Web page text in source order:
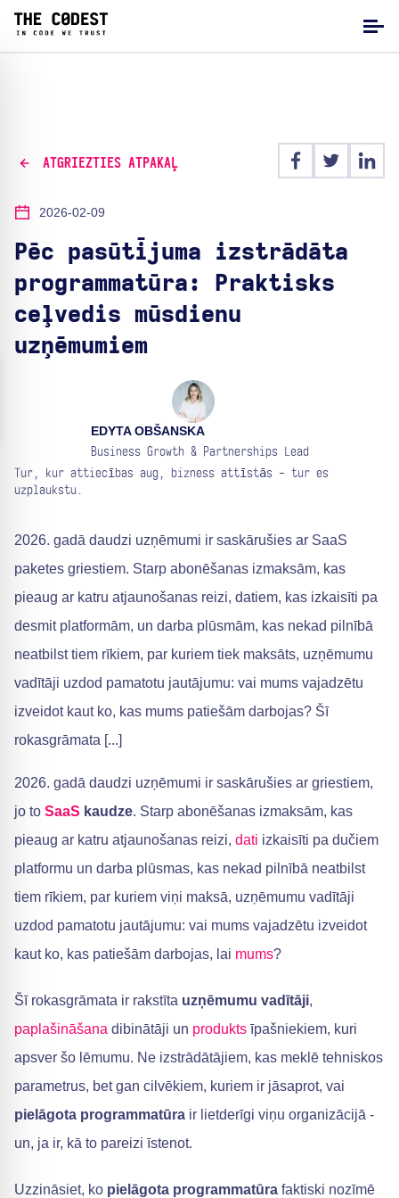
ATGRIEZTIES ATPAKAĻ
2026-02-09
Pēc pasūtījuma izstrādāta
programmatūra: Praktisks
ceļvedis mūsdienu
uzņēmumiem
EDYTA OBŠANSKA
Business Growth & Partnerships Lead
Tur, kur attiecības aug, bizness attīstās - tur es
uzplaukstu.
2026. gadā daudzi uzņēmumi ir saskārušies ar SaaS
paketes griestiem. Starp abonēšanas izmaksām, kas
pieaug ar katru atjaunošanas reizi, datiem, kas izkaisīti pa
desmit platformām, un darba plūsmām, kas nekad pilnībā
neatbilst tiem rīkiem, par kuriem tiek maksāts, uzņēmumu
vadītāji uzdod pamatotu jautājumu: vai mums vajadzētu
izveidot kaut ko, kas mums patiešām darbojas? Šī
rokasgrāmata [...]
2026. gadā daudzi uzņēmumi ir saskārušies ar griestiem,
jo to SaaS kaudze. Starp abonēšanas izmaksām, kas
pieaug ar katru atjaunošanas reizi, dati izkaisīti pa dučiem
platformu un darba plūsmas, kas nekad pilnībā neatbilst
tiem rīkiem, par kuriem viņi maksā, uzņēmumu vadītāji
uzdod pamatotu jautājumu: vai mums vajadzētu izveidot
kaut ko, kas patiešām darbojas, lai mums?
Šī rokasgrāmata ir rakstīta uzņēmumu vadītāji,
paplašināšana dibinātāji un produkts īpašniekiem, kuri
apsver šo lēmumu. Ne izstrādātājiem, kas meklē tehniskos
parametrus, bet gan cilvēkiem, kuriem ir jāsaprot, vai
pielāgota programmatūra ir lietderīgi viņu organizācijā -
un, ja ir, kā to pareizi īstenot.
Uzzināsiet, ko pielāgota programmatūra faktiski nozīmē